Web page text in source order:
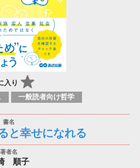
入り
一般読者向け哲学
と幸せになれる
順子